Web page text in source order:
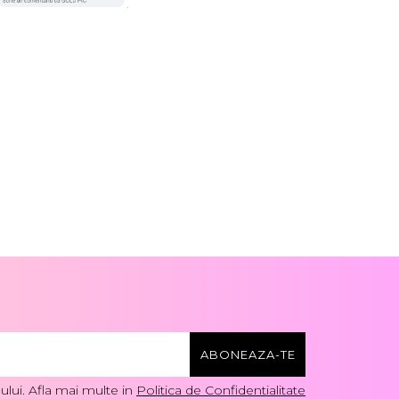
Afla mai multe in Politica de Confidentialitate